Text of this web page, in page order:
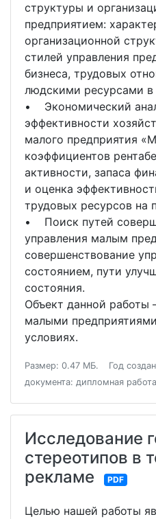
структуры и
предприятием:
организационной
стилей управления
бизнеса, трудовых
людскими ресурсами в
• Экономический
эффективности
малого предприятия
коэффициентов
активности, запаса
и оценка
трудовых ресурсов на
• Поиск путей
управления малым
совершенствование
состоянием, пути
состояния.
Объект данной работы
малыми
условиях.
Размер: 0.47 МБ. Год
документа: дипломная работа
Исследование
стереотипов в
рекламе
PDF
Целью нашей работы